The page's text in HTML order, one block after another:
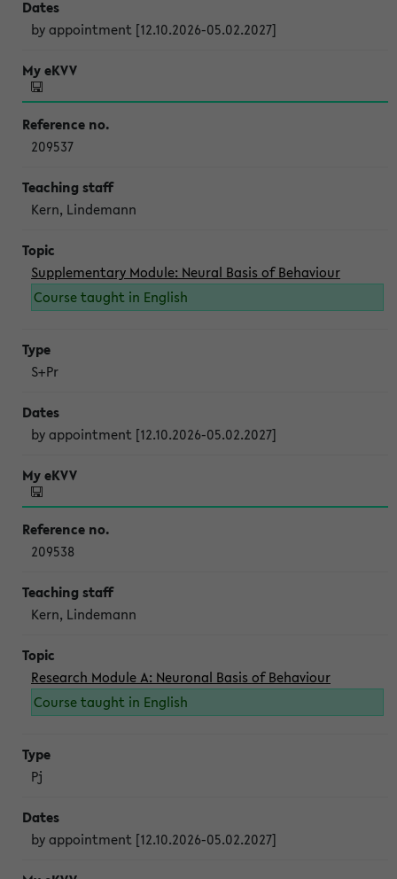
by appointment [12.10.2026-05.02.2027]
209537
Kern, Lindemann
Supplementary Module: Neural Basis of Behaviour
Course taught in English
S+Pr
by appointment [12.10.2026-05.02.2027]
209538
Kern, Lindemann
Research Module A: Neuronal Basis of Behaviour
Course taught in English
Pj
by appointment [12.10.2026-05.02.2027]